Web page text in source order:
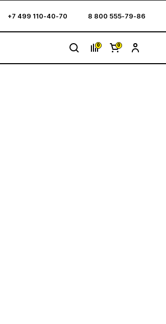
+7 499 110-40-70 8 800 555-79-86
0 0